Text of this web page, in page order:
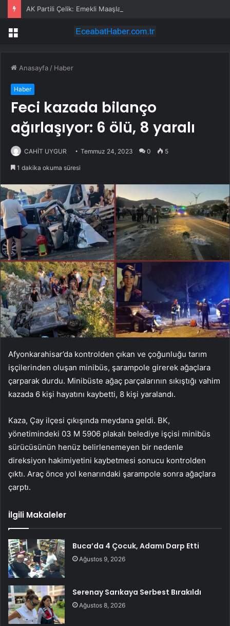
Menü
Anasayfa / Haber
Haber
Feci kazada bilanço
ağırlaşıyor: 6 ölü, 8 yaralı
CAHİT UYGUR Temmuz 24, 2023 0 5
1 dakika okuma süresi
Afyonkarahisar’da kontrolden çıkan ve çoğunluğu tarım
işçilerinden oluşan minibüs, şarampole girerek ağaçlara
çarparak durdu. Minibüste ağaç parçalarının sıkıştığı vahim
kazada 6 kişi hayatını kaybetti, 8 kişi yaralandı.
Kaza, Çay ilçesi çıkışında meydana geldi. BK,
yönetimindeki 03 M 5906 plakalı belediye işçisi minibüs
sürücüsünün henüz belirlenemeyen bir nedenle
direksiyon hakimiyetini kaybetmesi sonucu kontrolden
çıktı. Araç önce yol kenarındaki şarampole sonra ağaçlara
çarptı.
İlgili Makaleler
Buca’da 4 Çocuk, Adamı Darp Etti
Ağustos 9, 2026
Serenay Sarıkaya Serbest Bırakıldı
Ağustos 8, 2026